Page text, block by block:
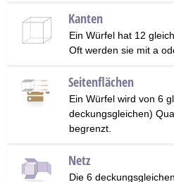
Kanten
Ein Würfel hat 12
Oft werden sie mit a
Seitenflächen
Ein Würfel wird von 6
deckungsgleichen)
begrenzt.
Netz
Die 6